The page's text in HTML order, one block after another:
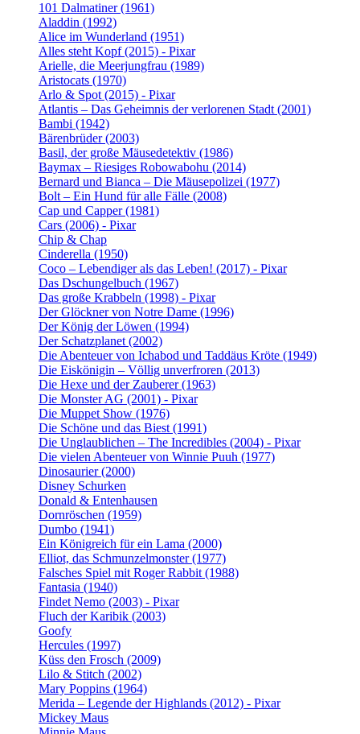
101 Dalmatiner (1961)
Aladdin (1992)
Alice im Wunderland (1951)
Alles steht Kopf (2015) - Pixar
Arielle, die Meerjungfrau (1989)
Aristocats (1970)
Arlo & Spot (2015) - Pixar
Atlantis – Das Geheimnis der verlorenen Stadt (2001)
Bambi (1942)
Bärenbrüder (2003)
Basil, der große Mäusedetektiv (1986)
Baymax – Riesiges Robowabohu (2014)
Bernard und Bianca – Die Mäusepolizei (1977)
Bolt – Ein Hund für alle Fälle (2008)
Cap und Capper (1981)
Cars (2006) - Pixar
Chip & Chap
Cinderella (1950)
Coco – Lebendiger als das Leben! (2017) - Pixar
Das Dschungelbuch (1967)
Das große Krabbeln (1998) - Pixar
Der Glöckner von Notre Dame (1996)
Der König der Löwen (1994)
Der Schatzplanet (2002)
Die Abenteuer von Ichabod und Taddäus Kröte (1949)
Die Eiskönigin – Völlig unverfroren (2013)
Die Hexe und der Zauberer (1963)
Die Monster AG (2001) - Pixar
Die Muppet Show (1976)
Die Schöne und das Biest (1991)
Die Unglaublichen – The Incredibles (2004) - Pixar
Die vielen Abenteuer von Winnie Puuh (1977)
Dinosaurier (2000)
Disney Schurken
Donald & Entenhausen
Dornröschen (1959)
Dumbo (1941)
Ein Königreich für ein Lama (2000)
Elliot, das Schmunzelmonster (1977)
Falsches Spiel mit Roger Rabbit (1988)
Fantasia (1940)
Findet Nemo (2003) - Pixar
Fluch der Karibik (2003)
Goofy
Hercules (1997)
Küss den Frosch (2009)
Lilo & Stitch (2002)
Mary Poppins (1964)
Merida – Legende der Highlands (2012) - Pixar
Mickey Maus